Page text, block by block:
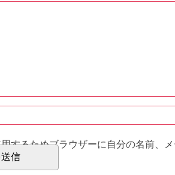
するためブラウザーに自分の名前、